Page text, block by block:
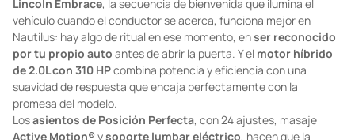
Lincoln Embrace, la secuencia de bienvenida que ilumina el
vehículo cuando el conductor se acerca, funciona mejor en
Nautilus: hay algo de ritual en ese momento, enser reconocido
por tu propio auto antes de abrir la puerta. Y el motor híbrido
de 2.0L con 310 HPcombina potencia y eficiencia con una
suavidad de respuesta que encaja perfectamente con la
promesa del modelo.
Losasientos de Posición Perfecta, con 24 ajustes, masaje
Active Motion®ysoporte lumbar eléctrico, hacen que la